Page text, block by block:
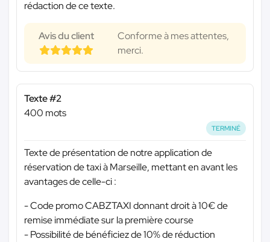
rédaction de ce texte.
Avis du client
Conforme à mes attentes,
merci.
Texte #2
400 mots
TERMINÉ
Texte de présentation de notre application de
réservation de taxi à Marseille, mettant en avant les
avantages de celle-ci :
- Code promo CABZTAXI donnant droit à 10€ de
remise immédiate sur la première course
- Possibilité de bénéficiez de 10% de réduction